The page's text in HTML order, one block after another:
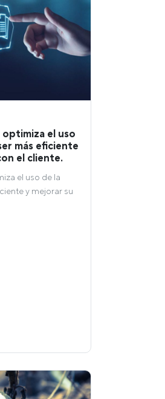
el uso
más eficiente
el cliente.
el uso de la
y mejorar su